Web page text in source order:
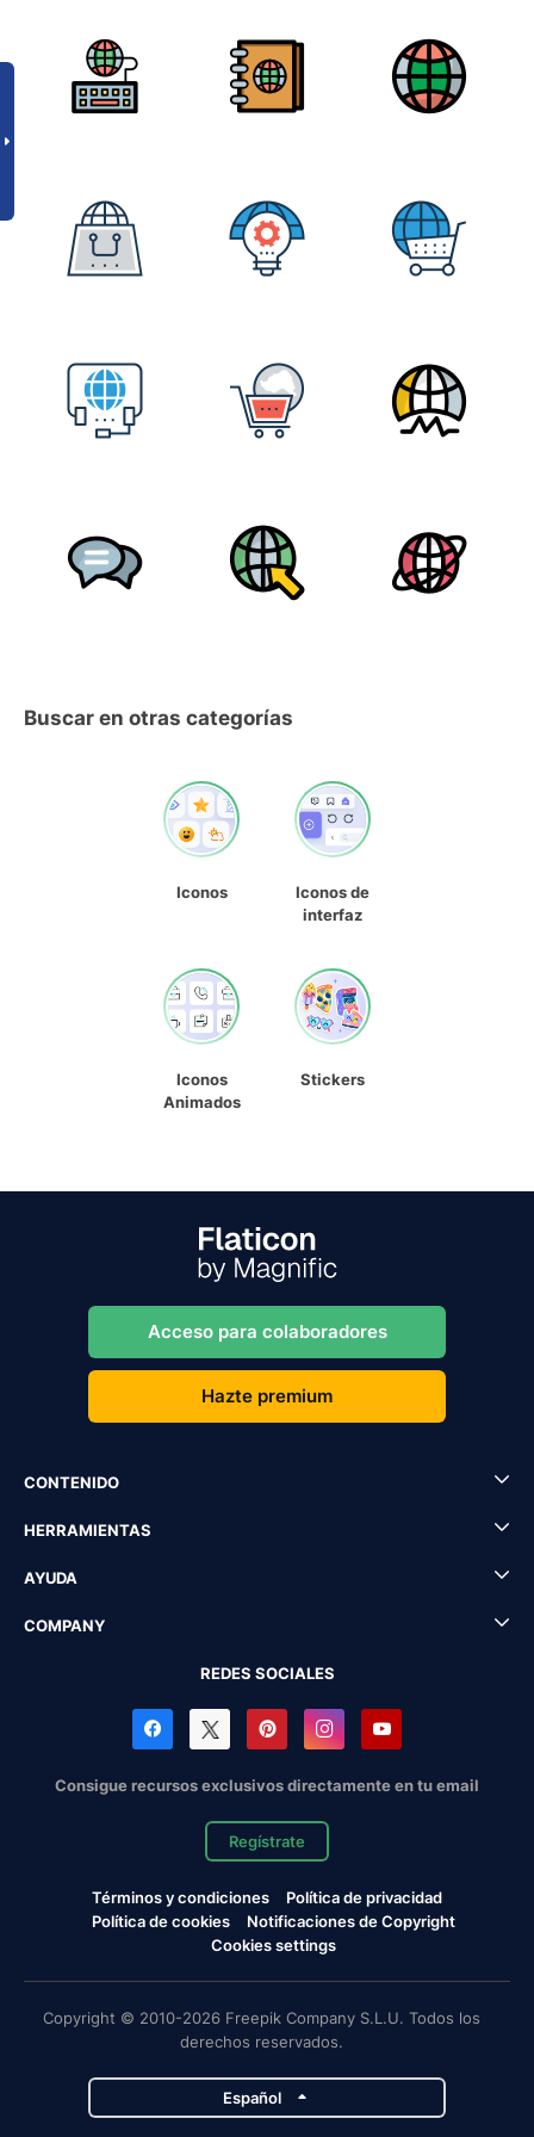
Buscar en otras categorías
Iconos
Iconos de
interfaz
Iconos
Animados
Stickers
Acceso para colaboradores
Hazte premium
CONTENIDO
HERRAMIENTAS
AYUDA
COMPANY
REDES SOCIALES
Consigue recursos exclusivos directamente en tu email
Regístrate
Términos y condiciones
Política de privacidad
Política de cookies
Notificaciones de Copyright
Cookies settings
Copyright © 2010-2026 Freepik Company S.L.U. Todos los
derechos reservados.
Español